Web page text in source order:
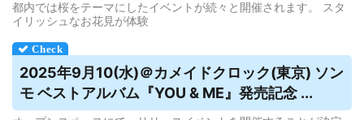
都内では桜をテーマにしたイベントが続々と開催されます。 スタ
イリッシュなお花見が体験
2025年9月10(水)＠カメイドクロック(東京) ソン
モ ベストアルバム『YOU & ME』発売記念 ...